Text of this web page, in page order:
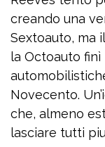
creando una
Sextoauto, ma
la Octoauto
Novecento.
che, almeno
lasciare tutti